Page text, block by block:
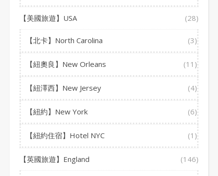
【美國旅遊】USA (28)
【北卡】North Carolina (3)
【紐奧良】New Orleans (11)
【紐澤西】New Jersey (4)
【紐約】New York (6)
【紐約住宿】Hotel NYC (1)
【英國旅遊】England (146)